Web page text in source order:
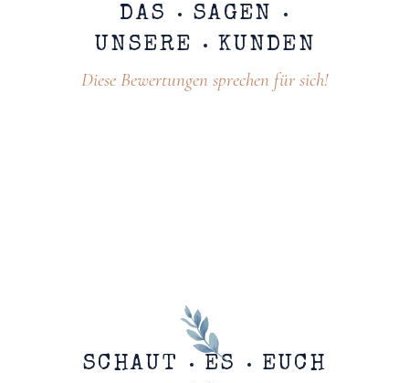
DAS
SAGEN
UNSERE
KUNDEN
Diese Bewertungen sprechen für sich!
SCHAUT ES
EUCH